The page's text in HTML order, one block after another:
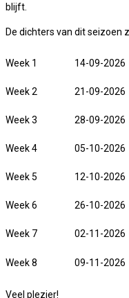
blijft.
De dichters van dit seizoen
Week 1 14-09-2026
Week 2 21-09-2026
Week 3 28-09-2026
Week 4 05-10-2026
Week 5 12-10-2026
Week 6 26-10-2026
Week 7 02-11-2026
Week 8 09-11-2026
Veel plezier!